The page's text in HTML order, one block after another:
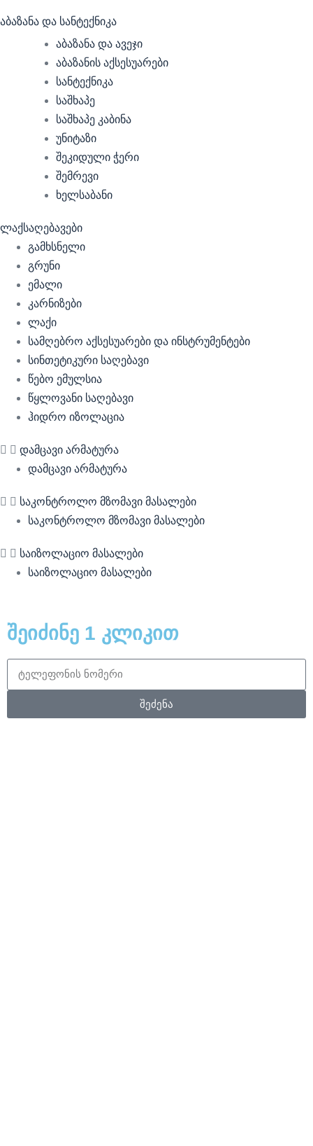
აბაზანა და სანტექნიკა
აბაზანა და ავეჯი
აბაზანის აქსესუარები
სანტექნიკა
საშხაპე
საშხაპე კაბინა
უნიტაზი
შეკიდული ჭერი
შემრევი
ხელსაბანი
ლაქსაღებავები
გამხსნელი
გრუნი
ემალი
კარნიზები
ლაქი
სამღებრო აქსესუარები და ინსტრუმენტები
სინთეტიკური საღებავი
წებო ემულსია
წყლოვანი საღებავი
ჰიდრო იზოლაცია
დამცავი არმატურა
დამცავი არმატურა
საკონტროლო მზომავი მასალები
საკონტროლო მზომავი მასალები
საიზოლაციო მასალები
საიზოლაციო მასალები
შეიძინე 1 კლიკით
შეძენა